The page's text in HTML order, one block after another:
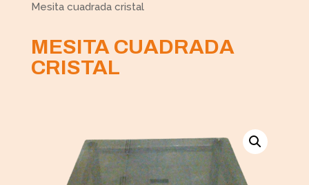
Mesita cuadrada cristal
MESITA CUADRADA
CRISTAL